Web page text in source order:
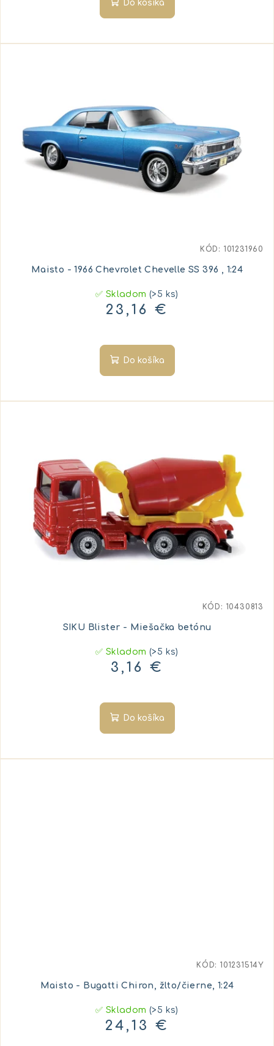
Do košíka
Maisto - 1966 Chevrolet Chevelle SS 396 , 1:24
✅ Skladom(>5 ks)
23,16 €
Do košíka
KÓD: 101231960
SIKU Blister - Miešačka betónu
✅ Skladom(>5 ks)
3,16 €
Do košíka
KÓD: 10430813
Maisto - Bugatti Chiron, žlto/čierne, 1:24
✅ Skladom(>5 ks)
24,13 €
KÓD: 101231514Y